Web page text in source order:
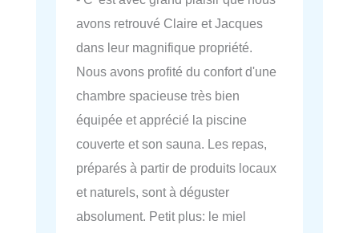
avons retrouvé Claire et Jacques
dans leur magnifique propriété.
Nous avons profité du confort d'une
chambre spacieuse très bien
équipée et apprécié la piscine
couverte et son sauna. Les repas,
préparés à partir de produits locaux
et naturels, sont à déguster
absolument. Petit plus: le miel